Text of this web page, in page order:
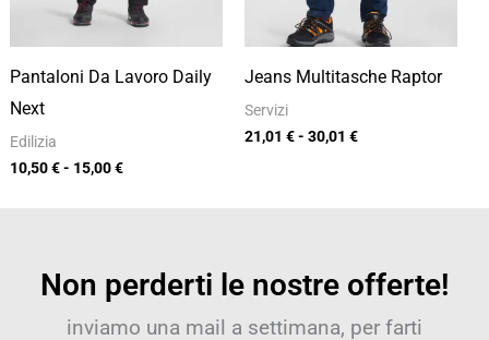
Pantaloni Da Lavoro Daily
Next
Edilizia
10,50€- 15,00€
Jeans Multitasche Raptor
Servizi
21,01 €- 30,01 €
Non perderti le nostre offerte!
inviamo una mail a settimana, per farti